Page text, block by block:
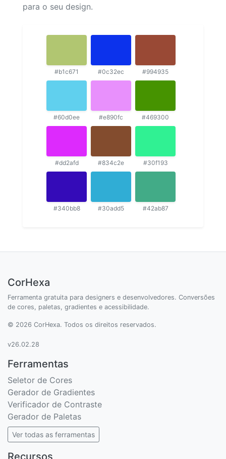
para o seu design.
#b1c671 #0c32ec #994935
#60d0ee #e890fc #469300
#dd2afd #834c2e #30f193
#340bb8 #30add5 #42ab87
CorHexa
Ferramenta gratuita para designers e desenvolvedores. Conversões
de cores, paletas, gradientes e acessibilidade.
© 2026 CorHexa. Todos os direitos reservados.
v26.02.28
Ferramentas
Seletor de Cores
Gerador de Gradientes
Verificador de Contraste
Gerador de Paletas
Ver todas as ferramentas
Recursos